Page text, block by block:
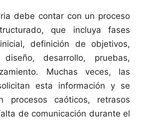
debe contar con un proceso
que incluya fases
definición de objetivos,
desarrollo, pruebas,
Muchas veces, las
esta información y se
procesos caóticos, retrasos
de comunicación durante el